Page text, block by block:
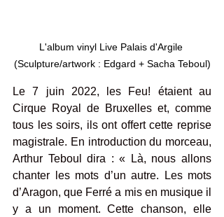
L'album vinyl Live Palais d'Argile
(Sculpture/artwork : Edgard + Sacha Teboul)
Le 7 juin 2022, les Feu! étaient au
Cirque Royal de Bruxelles et, comme
tous les soirs, ils ont offert cette reprise
magistrale. En introduction du morceau,
Arthur Teboul dira : « Là, nous allons
chanter les mots d’un autre. Les mots
d’Aragon, que Ferré a mis en musique il
y a un moment. Cette chanson, elle